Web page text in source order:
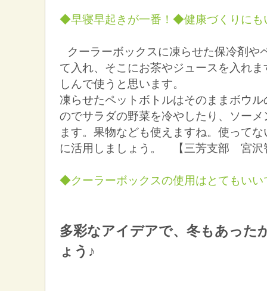
◆早寝早起きが一番！◆健康づくりにも
クーラーボックスに凍らせた保冷剤や
て入れ、そこにお茶やジュースを入れ
しんで使うと思います。
凍らせたペットボトルはそのままボウ
のでサラダの野菜を冷やしたり、ソー
ます。果物なども使えますね。使って
に活用しましょう。 【三芳支部 宮沢
◆クーラーボックスの使用はとてもい
多彩なアイデアで、冬もあった
ょう♪